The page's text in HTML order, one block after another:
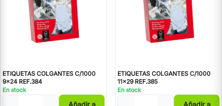
ETIQUETAS COLGANTES C/1000
9x24 REF.384
En stock
ETIQUETAS COLGANTES C/1000
11x29 REF.385
En stock